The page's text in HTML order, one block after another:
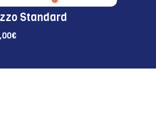
Standard
€